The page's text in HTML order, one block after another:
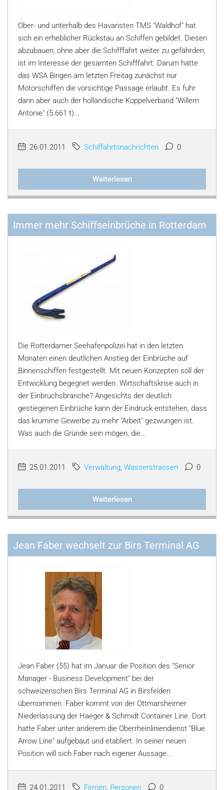
Ober- und unterhalb des Havaristen TMS "Waldhof" hat
sich ein erheblicher Rückstau an Schiffen gebildet. Diesen
abzubauen, ohne aber die Schifffahrt weiter zu gefährden,
ist im Interesse der gesamten Schifffahrt. Darum hatte
das WSA Bingen am letzten Freitag zunächst nur
Motorschiffen die vorsichtige Passage erlaubt. Es fuhr
dann aber auch der holländische Koppelverband "Willem
Antonie" (5.661 t)...
26.01.2011 Schiffahrtsnachrichten 0
Weiterlesen
Immer mehr Schiffseinbrüche in Rotterdam
Die Rotterdamer Seehafenpolizei hat in den letzten
Monaten einen deutlichen Anstieg der Einbrüche auf
Binnenschiffen festgestellt. Mit neuen Konzepten soll der
Entwicklung begegnet werden. Wirtschaftskrise auch in
der Einbruchsbranche? Angesichts der deutlich
gestiegenen Einbrüche kann der Eindruck entstehen, dass
das krumme Gewerbe zu mehr "Arbeit" gezwungen ist.
Was auch die Gründe sein mögen, die...
25.01.2011 Verwaltung, Wasserstrassen 0
Weiterlesen
Jean Faber wechselt zur Birs Terminal AG
Jean Faber (55) hat im Januar die Position des "Senior
Manager - Business Development" bei der
schweizerischen Birs Terminal AG in Birsfelden
übernommen. Faber kommt von der Ottmarsheimer
Niederlassung der Haeger & Schmidt Container Line. Dort
hatte Faber unter anderem die Oberrheinliniendienst "Blue
Arrow Line" aufgebaut und etabliert. In seiner neuen
Position will sich Faber nach eigener Aussage...
24.01.2011 Firmen, Personen 0